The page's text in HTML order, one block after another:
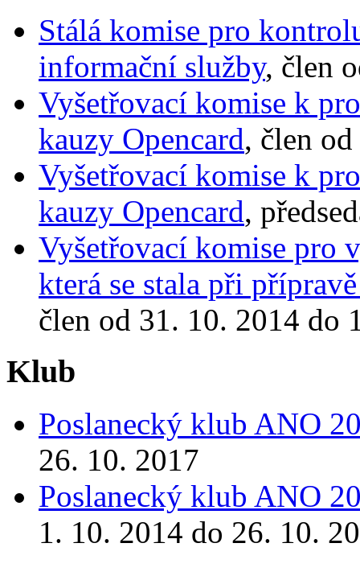
Stálá komise pro
informační služby, člen
Vyšetřovací komise k
kauzy Opencard, člen
Vyšetřovací komise k
kauzy Opencard,
Vyšetřovací komise pro
která se stala při
člen od 31. 10. 2014 do
Klub
Poslanecký klub ANO
26. 10. 2017
Poslanecký klub ANO
1. 10. 2014 do 26. 10.